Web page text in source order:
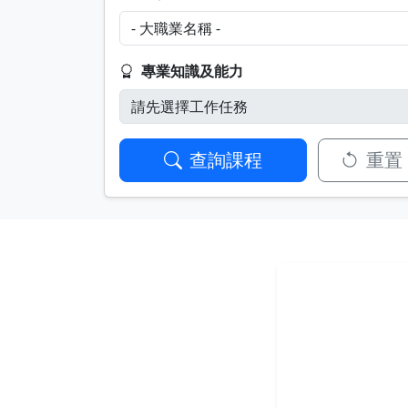
專業知識及能力
查詢課程 重置